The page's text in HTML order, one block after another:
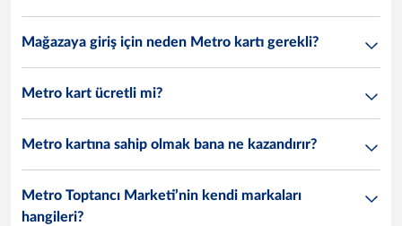
Mağazaya giriş için neden Metro kartı gerekli?
Metro kart ücretli mi?
Metro kartına sahip olmak bana ne kazandırır?
Metro Toptancı Marketi’nin kendi markaları
hangileri?